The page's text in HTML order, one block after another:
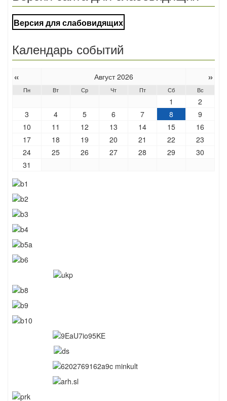
Версия для слабовидящих
Календарь событий
« Август 2026 »
Пн Вт Ср Чт Пт Сб Вс
1
2
3
4 5 6 7 8
9
10
11 12 13 14 15
16
17
18 19 20 21 22
23
24
25 26 27 28 29
30
31